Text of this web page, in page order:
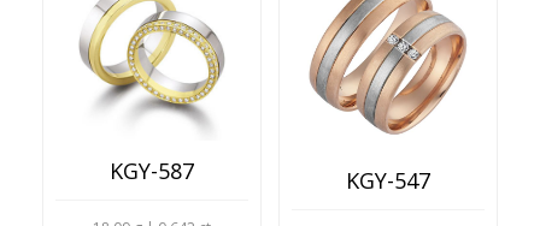
KGY-587 KGY-547